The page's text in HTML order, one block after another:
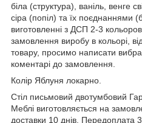
біла (структура), ваніль, венге
сіра (попіл) та їх поєднаннями
виготовленні з ДСП 2-3
замовлення виробу в кольорі,
товару, просимо написати
коментарі до замовлення.
Колір Яблуня локарно.
Стіл письмовий двотумбовий
Меблі виготовляється на
доставки 10 днів. Передоплата